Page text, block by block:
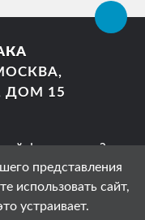
ДОМ 15
фундамент?
дома частями?
представления
использовать сайт,
устраивает.